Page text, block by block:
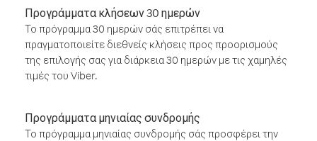
Προγράμματα κλήσεων 30 ημερών
Το πρόγραμμα 30 ημερών σάς επιτρέπει να
πραγματοποιείτε διεθνείς κλήσεις προς προορισμούς
της επιλογής σας για διάρκεια 30 ημερών με τις χαμηλές
τιμές του Viber.
Προγράμματα μηνιαίας συνδρομής
Το πρόγραμμα μηνιαίας συνδρομής σάς προσφέρει την